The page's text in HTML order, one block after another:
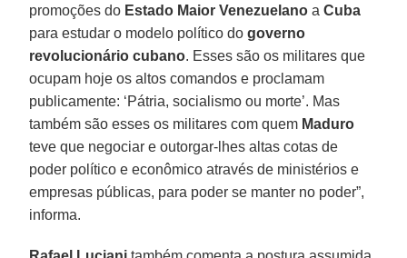
promoções do Estado Maior Venezuelano aCuba
para estudar o modelo político dogoverno
revolucionário cubano. Esses são os militares que
ocupam hoje os altos comandos e proclamam
publicamente: ‘Pátria, socialismo ou morte’. Mas
também são esses os militares com quem Maduro
teve que negociar e outorgar-lhes altas cotas de
poder político e econômico através de ministérios e
empresas públicas, para poder se manter no poder”,
informa.